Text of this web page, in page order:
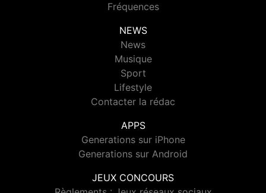
Fréquences
NEWS
News
Musique
Sport
Lifestyle
Contacter la rédac
APPS
Generations sur iPhone
Generations sur Android
JEUX CONCOURS